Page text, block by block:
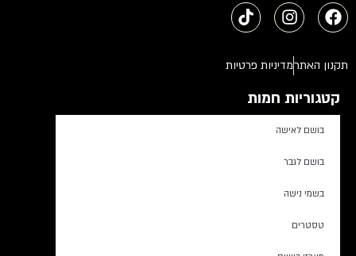
תקנון האתרמדיניות פרטיות
קטגוריות חמות
בושם לאישה
בושם לגבר
בשמי נישה
טסטרים